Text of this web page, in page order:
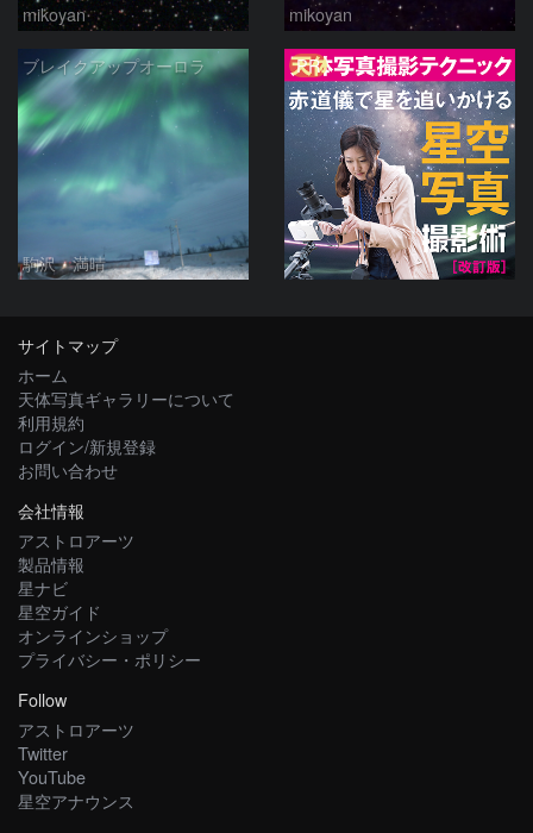
mikoyan mikoyan
ブレイクアップオーロラ
駒沢 満晴
PR
サイトマップ
ホーム
天体写真ギャラリーについて
利用規約
ログイン/新規登録
お問い合わせ
会社情報
アストロアーツ
製品情報
星ナビ
星空ガイド
オンラインショップ
プライバシー・ポリシー
Follow
アストロアーツ
Twitter
YouTube
星空アナウンス